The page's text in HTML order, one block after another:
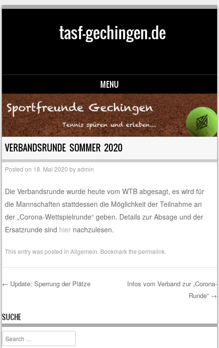
tasf-gechingen.de
MENU
Skip to content
VERBANDSRUNDE SOMMER 2020
Posted on 18. Mai 2020 byadmin
Die Verbandsrunde wurde heute vom WTB abgesagt, es wird für
die Mannschaften stattdessen die Möglichkeit der Teilnahme an
der „Corona-Wettspielrunde“ geben. Details zur Absage und der
Ersatzrunde sind hier nachzulesen.
This entry was posted inAllgemein . Bookmark thepermalink
← Update: Sperrung der Plätze
Infos vom Verband zur „Corona-
Runde“ →
SUCHE
Search